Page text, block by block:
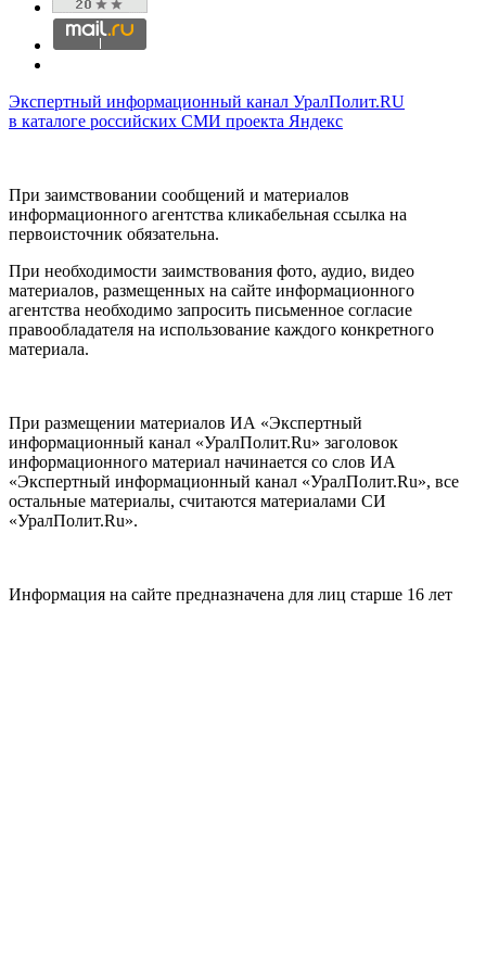
Экспертный информационный канал УралПолит.RU
в каталоге российских СМИ проекта Яндекс
При заимствовании сообщений и материалов
информационного агентства кликабельная ссылка на
первоисточник обязательна.
При необходимости заимствования фото, аудио, видео
материалов, размещенных на сайте информационного
агентства необходимо запросить письменное согласие
правообладателя на использование каждого конкретного
материала.
При размещении материалов ИА «Экспертный
информационный канал «УралПолит.Ru» заголовок
информационного материал начинается со слов ИА
«Экспертный информационный канал «УралПолит.Ru», все
остальные материалы, считаются материалами СИ
«УралПолит.Ru».
Информация на сайте предназначена для лиц старше 16 лет